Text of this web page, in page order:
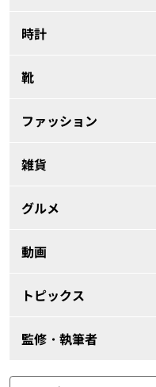
時計
靴
ファッション
雑貨
グルメ
動画
トピックス
監修・執筆者